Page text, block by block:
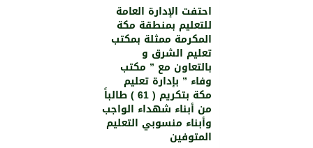
احتفت الإدارة العامة
للتعليم بمنطقة مكة
المكرمة ممثلة بمكتب
تعليم الشرق و
بالتعاون مع ” مكتب
وفاء ” بإدارة تعليم
مكة بتكريم ( 61 ) طالباً
من أبناء شهداء الواجب
وأبناء منسوبي التعليم
المتوفين